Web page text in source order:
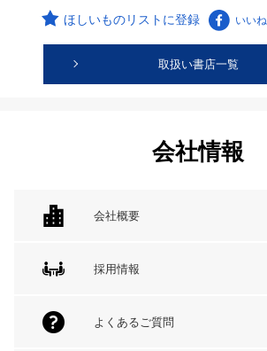
ほしいものリストに登録 いいね
取扱い書店一覧
会社情報
会社概要
採用情報
よくあるご質問